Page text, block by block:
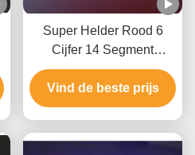
Super Helder Rood 6
Cijfer 14 Segment
Geleide Vertoning 10mm
voor Taxameter
Vind de beste prijs